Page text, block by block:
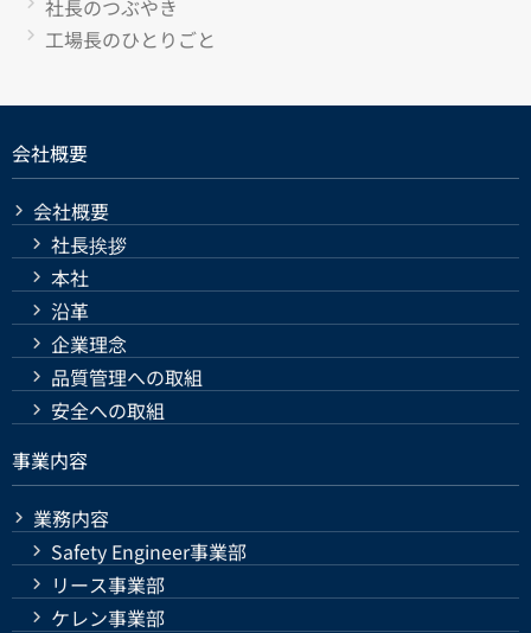
社長のつぶやき
工場長のひとりごと
会社概要
会社概要
社長挨拶
本社
沿革
企業理念
品質管理への取組
安全への取組
事業内容
業務内容
Safety Engineer事業部
リース事業部
ケレン事業部